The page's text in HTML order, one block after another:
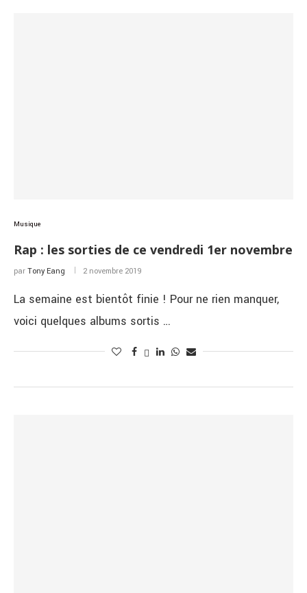
Musique
Rap : les sorties de ce vendredi 1er novembre
par Tony Eang 2 novembre 2019
La semaine est bientôt finie ! Pour ne rien manquer,
voici quelques albums sortis …